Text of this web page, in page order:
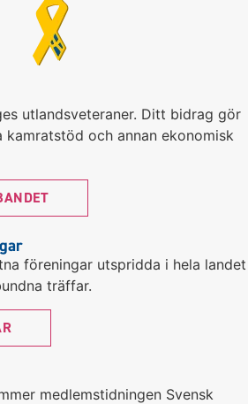
utlandsveteraner. Ditt bidrag gör
och annan ekonomisk
föreningar utspridda i hela landet
träffar.
medlemstidningen Svensk